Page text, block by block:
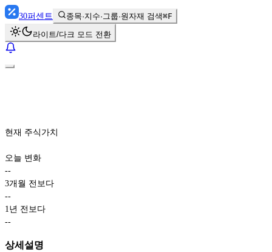
30퍼센트 종목·지수·그룹·원자재 검색⌘F
라이트/다크 모드 전환
현재 주식가치
오늘 변화
--
3개월 전보다
--
1년 전보다
--
상세설명